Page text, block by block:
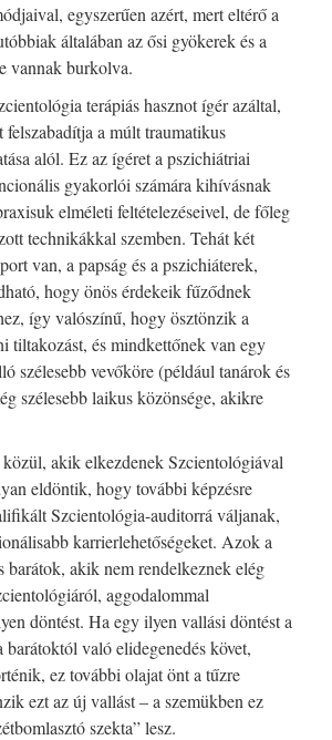
egyszerűen azért, mert eltérő a
általában az ősi gyökerek és a
vannak burkolva.
terápiás hasznot ígér azáltal,
felszabadítja a múlt traumatikus
alól. Ez az ígéret a pszichiátriai
gyakorlói számára kihívásnak
elméleti feltételezéseivel, de főleg
technikákkal szemben. Tehát két
van, a papság és a pszichiáterek,
hogy önös érdekeik fűződnek
így valószínű, hogy ösztönzik a
tiltakozást, és mindkettőnek van egy
szélesebb vevőköre (például tanárok és
szélesebb laikus közönsége, akikre
akik elkezdenek Szcientológiával
eldöntik, hogy további képzésre
Szcientológia-auditorrá váljanak,
karrierlehetőségeket. Azok a
barátok, akik nem rendelkeznek elég
aggodalommal
döntést. Ha egy ilyen vallási döntést a
barátoktól való elidegenedés követ,
ez további olajat önt a tűzre
ezt az új vallást – a szemükben ez
szekta” lesz.